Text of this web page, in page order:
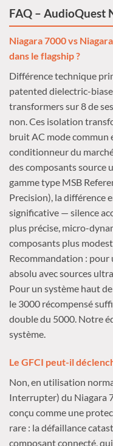
FAQ – AudioQuest
Niagara 7000 vs
dans le flagship ?
Différence technique
patented dielectric-
transformers sur 8 de
non. Ces isolation
bruit AC mode commun
conditionneur du
des composants source
gamme type MSB
Precision), la différence
significative — silence
plus précise, micro-
composants plus
Recommandation : pour
absolu avec sources
Pour un système haut
le 3000 récompensé
double du 5000. Notre
système.
Le GFCI peut-il
Non, en utilisation
Interrupter) du Niagara
conçu comme une
rare : la défaillance
composant connecté,